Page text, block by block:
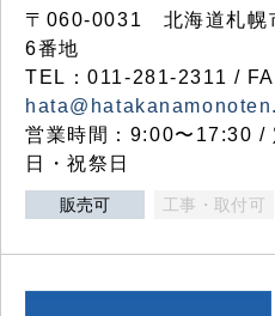
〒060-0031 北海道札幌
6番地
TEL：011-281-2311 /
営業時間：9:00〜17:30 /
日・祝祭日
販売可 工事・取付可